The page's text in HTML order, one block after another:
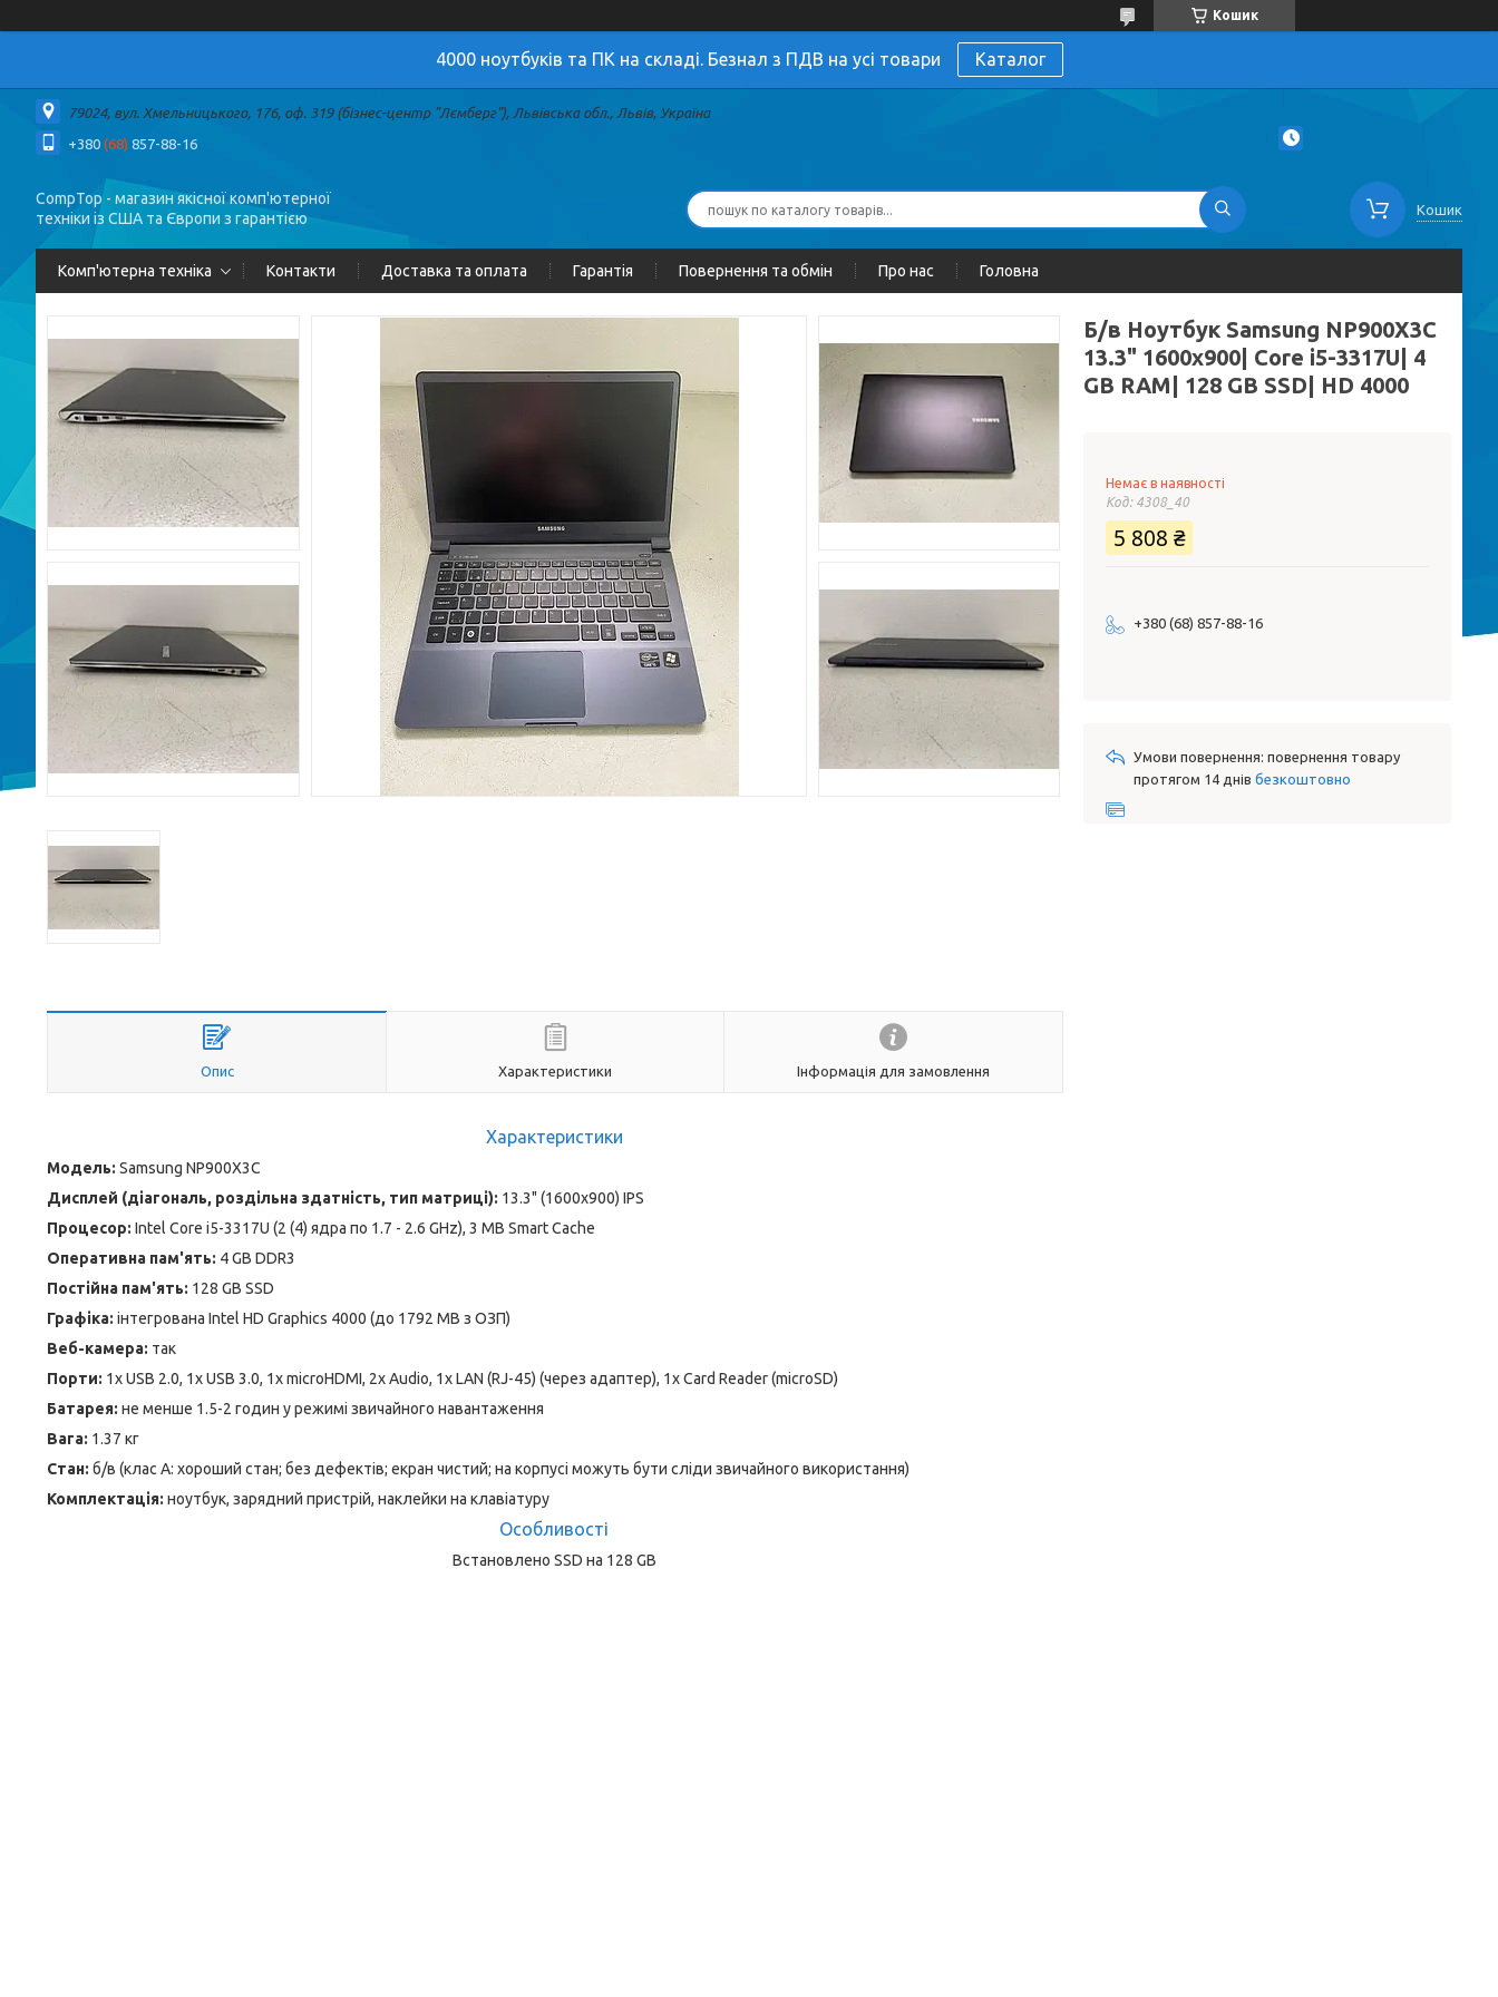
Кошик
4000 ноутбуків та ПК на складі. Безнал з ПДВ на усі товари Каталог
79024, вул. Хмельницького, 176, оф. 319 (бізнес-центр "Лємберг"), Львівська обл., Львів, Україна
+380 (68) 857-88-16
CompTop - магазин якісної комп'ютерної
техніки із США та Європи з гарантією
Кошик
Комп'ютерна техніка Контакти Доставка та оплата Гарантія Повернення та обмін Про нас Головна
Опис Характеристики Інформація для замовлення
Характеристики
Модель: Samsung NP900X3C
Дисплей (діагональ, роздільна здатність, тип матриці): 13.3" (1600x900) IPS
Процесор: Intel Core i5-3317U (2 (4) ядра по 1.7 - 2.6 GHz), 3 MB Smart Cache
Оперативна пам'ять: 4 GB DDR3
Постійна пам'ять: 128 GB SSD
Графіка: інтегрована Intel HD Graphics 4000 (до 1792 MB з ОЗП)
Веб-камера: так
Порти: 1x USB 2.0, 1x USB 3.0, 1x microHDMI, 2x Audio, 1x LAN (RJ-45) (через адаптер), 1x Card Reader (microSD)
Батарея: не менше 1.5-2 годин у режимі звичайного навантаження
Вага: 1.37 кг
Стан: б/в (клас А: хороший стан; без дефектів; екран чистий; на корпусі можуть бути сліди звичайного використання)
Комплектація: ноутбук, зарядний пристрій, наклейки на клавіатуру
Особливості
Встановлено SSD на 128 GB
Б/в Ноутбук Samsung NP900X3C
13.3" 1600x900| Core i5-3317U| 4
GB RAM| 128 GB SSD| HD 4000
Немає в наявності
Код: 4308_40
5 808 ₴
+380 (68) 857-88-16
повернення товару
протягом 14 днів безкоштовно